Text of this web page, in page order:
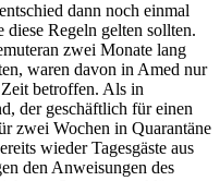
dann noch einmal
Regeln gelten sollten.
zwei Monate lang
waren davon in Amed nur
betroffen. Als in
der geschäftlich für einen
zwei Wochen in Quarantäne
wieder Tagesgäste aus
den Anweisungen des